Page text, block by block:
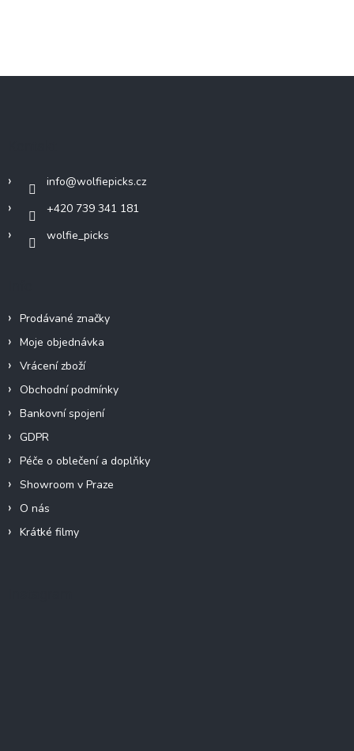
info@wolfiepicks.cz
+420 739 341 181
wolfie_picks
Prodávané značky
Moje objednávka
Vrácení zboží
Obchodní podmínky
Bankovní spojení
GDPR
Péče o oblečení a doplňky
Showroom v Praze
O nás
Krátké filmy